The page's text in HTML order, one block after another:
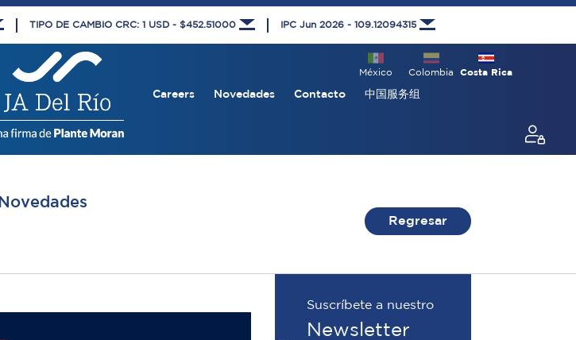
TIPO DE CAMBIO CRC: 1 USD - $452.51000 IPC Jun 2026 - 109.12094315
Costa Rica
Colombia
México
Careers Novedades Contacto 中国服务组
Novedades
Regresar
Suscríbete a nuestro
Newsletter